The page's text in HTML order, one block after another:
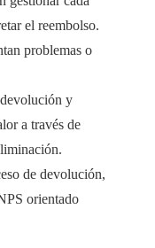
el reembolso.
problemas o
y
a través de
de devolución,
orientado